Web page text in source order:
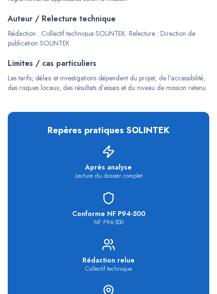
Auteur / Relecture technique
Rédaction : Collectif technique SOLINTEK. Relecture : Direction de
publication SOLINTEK.
Limites / cas particuliers
Les tarifs, délais et investigations dépendent du projet, de l’accessibilité,
des risques locaux, des résultats d’essais et du niveau de mission retenu.
Repères pratiques SOLINTEK
Après analyse
Lecture du dossier complet
Conforme NF P94-500
NF P94-500
Rédaction relue
Collectif technique